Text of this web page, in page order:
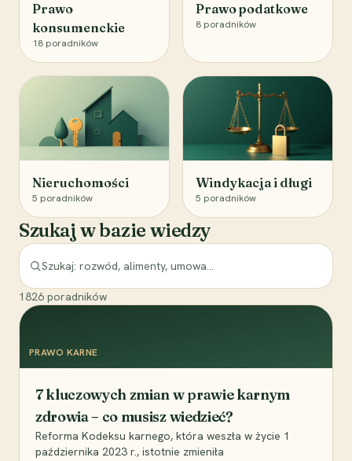
Prawo
konsumenckie
18 poradników
Prawo podatkowe
8 poradników
Nieruchomości
5 poradników
Windykacja i długi
5 poradników
Szukaj w bazie wiedzy
1826 poradników
PRAWO KARNE
7 kluczowych zmian w prawie karnym
zdrowia – co musisz wiedzieć?
Reforma Kodeksu karnego, która weszła w życie 1
października 2023 r., istotnie zmieniła